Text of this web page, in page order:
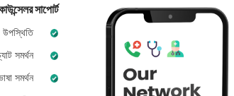
সাপোর্ট
সমর্থন
সমর্থন